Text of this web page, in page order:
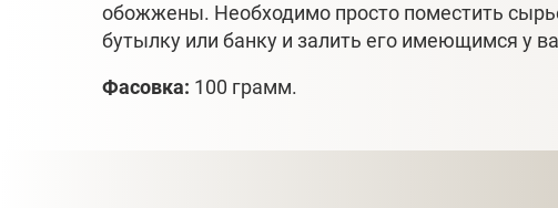
обожжены. Необходимо просто поместить
бутылку или банку и залить его имеющимся у
Фасовка: 100 грамм.